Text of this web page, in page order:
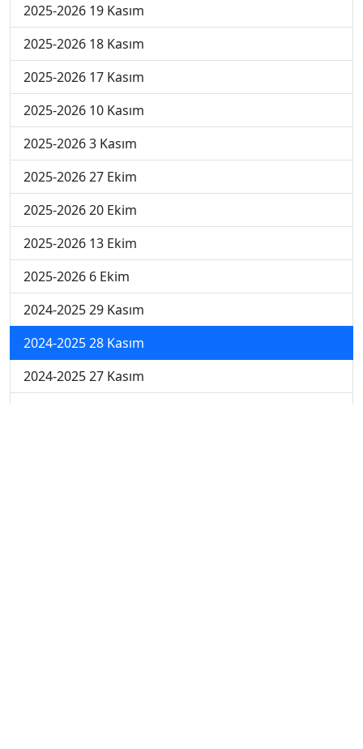
2025-2026 19 Kasım
2025-2026 18 Kasım
2025-2026 17 Kasım
2025-2026 10 Kasım
2025-2026 3 Kasım
2025-2026 27 Ekim
2025-2026 20 Ekim
2025-2026 13 Ekim
2025-2026 6 Ekim
2024-2025 29 Kasım
2024-2025 28 Kasım
2024-2025 27 Kasım